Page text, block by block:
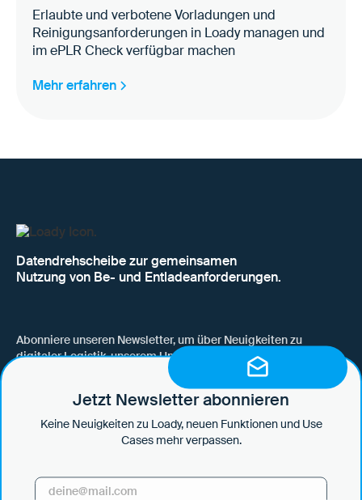
Erlaubte und verbotene Vorladungen und
Reinigungsanforderungen in Loady managen und
im ePLR Check verfügbar machen
Mehr erfahren
Datendrehscheibe zur gemeinsamen
Nutzung von Be- und Entladeanforderungen.
Abonniere unseren Newsletter, um über Neuigkeiten zu
digitaler Logistik, unserem Unternehmen, neuen Funktionen
und Use Cases auf dem Laufenden zu bleiben.
Hiermit willige ich ein, dass mich die Loady GmbH per E-Mail über
News und Updates informiert und diese Informationen in
Jetzt Newsletter abonnieren
Keine Neuigkeiten zu Loady, neuen Funktionen und Use
Cases mehr verpassen.